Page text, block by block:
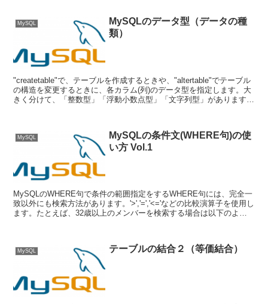
MySQL
MySQLのデータ型（データの種
類）
"createtable"で、テーブルを作成するときや、"altertable"でテーブル
の構造を変更するときに、各カラム(列)のデータ型を指定します。大
きく分けて、「整数型」「浮動小数点型」「文字列型」があります。
MySQL
MySQLの条件文(WHERE句)の使
い方 Vol.1
MySQLのWHERE句で条件の範囲指定をするWHERE句には、完全一
致以外にも検索方法があります。'>','=','<='などの比較演算子を使用し
ます。たとえば、32歳以上のメンバーを検索する場合は以下のよう
MySQL テーブルの結合２（等価結合）